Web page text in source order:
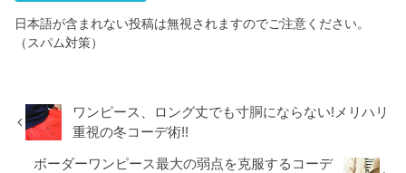
日本語が含まれない投稿は無視されますのでご注意ください。
（スパム対策）
ワンピース、ロング丈でも寸胴にならない!メリハリ
重視の冬コーデ術!!
ボーダーワンピース最大の弱点を克服するコーデ